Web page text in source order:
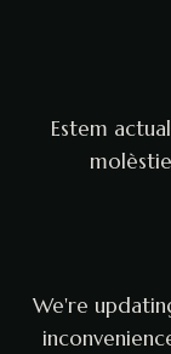
Estem
We're